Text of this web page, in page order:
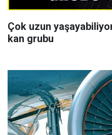
Çok uzun
kan grubu